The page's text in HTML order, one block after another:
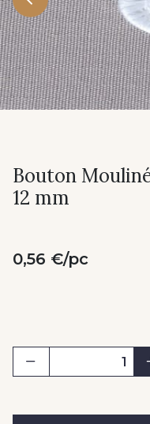
Bouton
12 mm
0,56 €/pc